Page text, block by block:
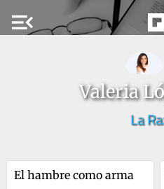
menu_open
Valeria
La
El hambre como arma